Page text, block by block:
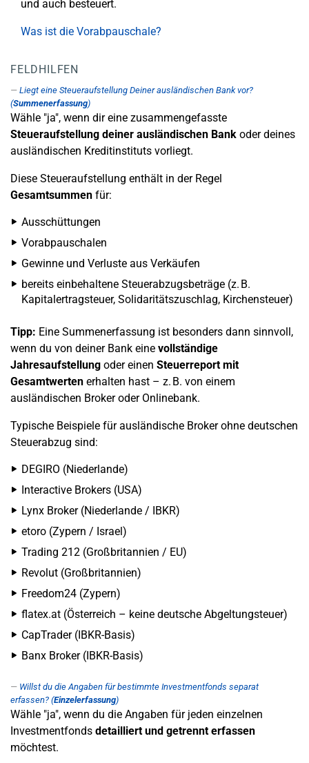
und auch besteuert.
Was ist die Vorabpauschale?
FELDHILFEN
Liegt eine Steueraufstellung Deiner ausländischen Bank vor?
(Summenerfassung)
Wähle "ja", wenn dir eine zusammengefasste
Steueraufstellung deiner ausländischen Bank oder deines
ausländischen Kreditinstituts vorliegt.
Diese Steueraufstellung enthält in der Regel
Gesamtsummen für:
Ausschüttungen
Vorabpauschalen
Gewinne und Verluste aus Verkäufen
bereits einbehaltene Steuerabzugsbeträge (z. B.
Kapitalertragsteuer, Solidaritätszuschlag, Kirchensteuer)
Tipp: Eine Summenerfassung ist besonders dann sinnvoll,
wenn du von deiner Bank eine vollständige
Jahresaufstellung oder einen Steuerreport mit
Gesamtwerten erhalten hast – z. B. von einem
ausländischen Broker oder Onlinebank.
Typische Beispiele für ausländische Broker ohne deutschen
Steuerabzug sind:
DEGIRO (Niederlande)
Interactive Brokers (USA)
Lynx Broker (Niederlande / IBKR)
etoro (Zypern / Israel)
Trading 212 (Großbritannien / EU)
Revolut (Großbritannien)
Freedom24 (Zypern)
flatex.at (Österreich – keine deutsche Abgeltungsteuer)
CapTrader (IBKR-Basis)
Banx Broker (IBKR-Basis)
Willst du die Angaben für bestimmte Investmentfonds separat
erfassen? (Einzelerfassung)
Wähle "ja", wenn du die Angaben für jeden einzelnen
Investmentfonds detailliert und getrennt erfassen
möchtest.